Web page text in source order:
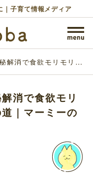
｜子育て情報メディア
解消で食欲モリモリ！
消で食欲モリ
｜マーミーの